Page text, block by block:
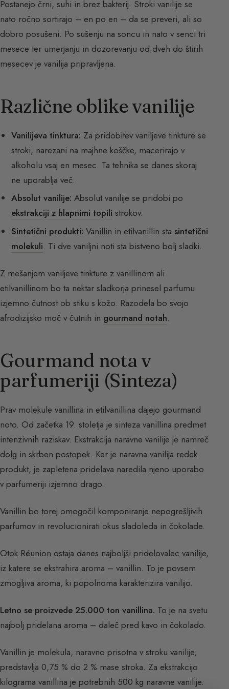
Postanejo črni, suhi in brez bakterij. Stroki vanilije se
nato ročno sortirajo – en po en – da se preveri, ali so
dobro posušeni. Po sušenju na soncu in nato v senci tri
mesece ter umerjanju in dozorevanju od dveh do štirih
mesecev je vanilija pripravljena.
Različne oblike vanilije
Vanilijevа tinktura: Za pridobitev vaniljeve tinkture se
stroki, narezani na majhne koščke, macerirajo v
alkoholu vsaj en mesec. Ta tehnika se danes skoraj
ne uporablja več.
Absolut vanilije: Absolut vanilije se pridobi po
ekstrakciji z hlapnimi topili strokov.
Sintetični produkti: Vanillin in etilvanillin sta sintetični
molekuli. Ti dve vaniljni noti sta bistveno bolj sladki.
Z mešanjem vaniljeve tinkture z vanillinom ali
etilvanillinom bo ta nektar sladkorja prinesel parfumu
izjemno čutnost ob stiku s kožo. Razodela bo svojo
afrodizijsko moč v čutnih in gourmand notah.
Gourmand nota v
parfumeriji (Sinteza)
Prav molekule vanillina in etilvanillina dajejo gourmand
noto. Od začetka 19. stoletja je sinteza vanillina predmet
intenzivnih raziskav. Ekstrakcija naravne vanilije je namreč
dolg in skrben postopek. Ker je naravna vanilija redek
produkt, je zapletena pridelava naredila njeno uporabo
v parfumeriji izjemno drago.
Vanillin bo torej omogočil komponiranje nepogrešljivih
parfumov in revolucionirati okus sladoleda in čokolade.
Otok Réunion ostaja danes najboljši pridelovalec vanilije,
iz katere se ekstrahira aroma – vanillin. To je povsem
zmogljiva aroma, ki popolnoma karakterizira vanilijo.
Letno se proizvede 25.000 ton vanillina. To je na svetu
najbolj pridelana aroma – daleč pred kavo in čokolado.
Vanillin je molekula, naravno prisotna v stroku vanilije;
predstavlja 0,75 % do 2 % mase stroka. Za ekstrakcijo
kilograma vanillina je potrebnih 500 kg naravne vanilije.